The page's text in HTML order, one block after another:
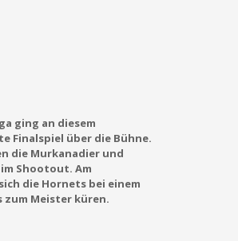
ging an diesem
Finalspiel über die Bühne.
die Murkanadier und
Shootout. Am
die Hornets bei einem
Meister küren.